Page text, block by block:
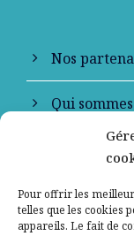
Pour offrir les
telles que les cookies
appareils. Le fait de
Nos
Qui
Contactez-
Mentions